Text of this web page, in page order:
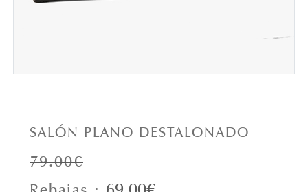
SALÓN PLANO DESTALONADO
79.00€